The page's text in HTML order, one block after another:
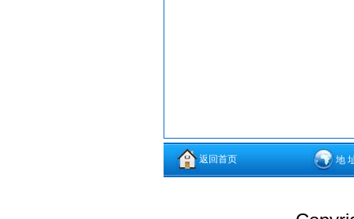
返回首页 地